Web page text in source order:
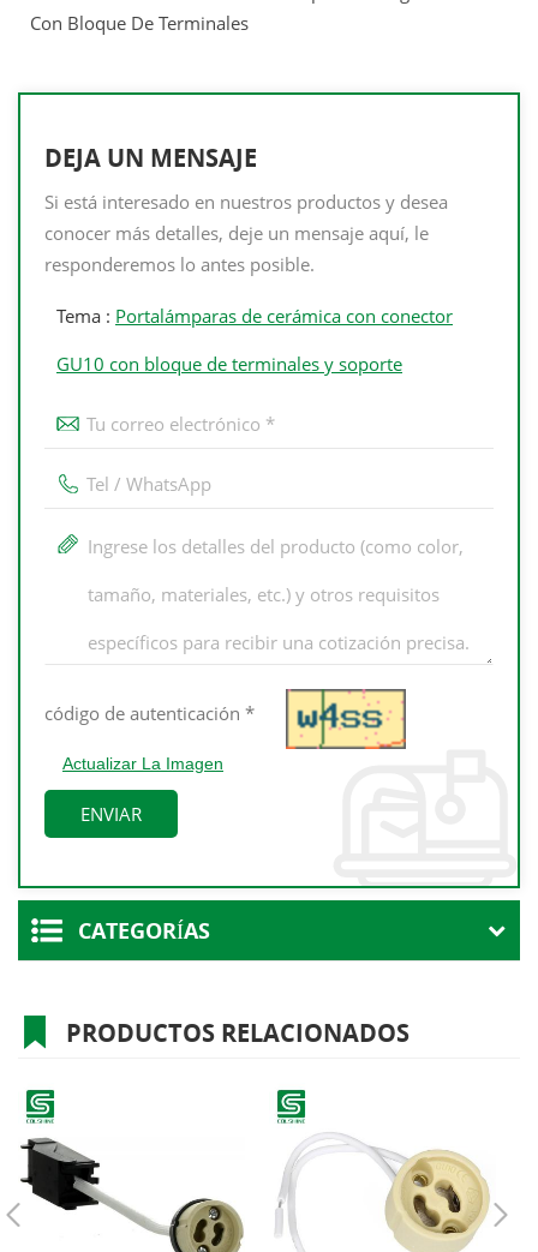
Con Bloque De Terminales
DEJA UN MENSAJE
Si está interesado en nuestros productos y desea
conocer más detalles, deje un mensaje aquí, le
responderemos lo antes posible.
Tema : Portalámparas de cerámica con conector
GU10 con bloque de terminales y soporte
Actualizar La Imagen
CATEGORÍAS
PRODUCTOS RELACIONADOS